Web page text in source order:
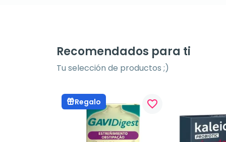
Recomendados para ti
Tu selección de productos ;)
Regalo favorite_border